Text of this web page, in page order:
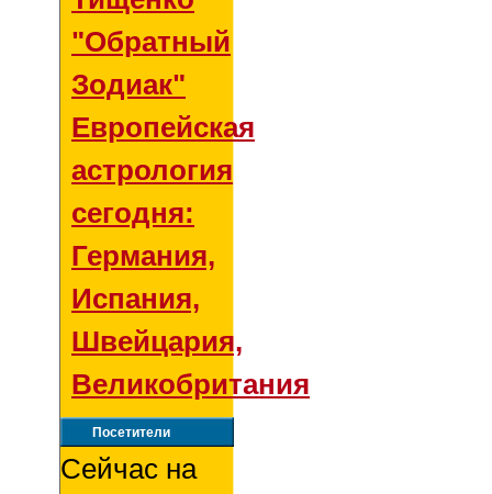
"Обратный
Зодиак"
Европейская
астрология
сегодня:
Германия,
Испания,
Швейцария,
Великобритания
Посетители
Сейчас на